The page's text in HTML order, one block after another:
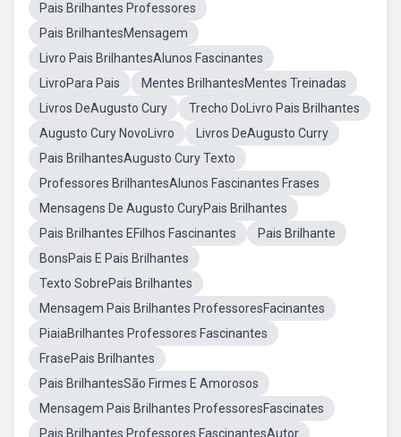
Pais Brilhantes Professores
Pais BrilhantesMensagem
Livro Pais BrilhantesAlunos Fascinantes
LivroPara Pais
Mentes BrilhantesMentes Treinadas
Livros DeAugusto Cury
Trecho DoLivro Pais Brilhantes
Augusto Cury NovoLivro
Livros DeAugusto Curry
Pais BrilhantesAugusto Cury Texto
Professores BrilhantesAlunos Fascinantes Frases
Mensagens De Augusto CuryPais Brilhantes
Pais Brilhantes EFilhos Fascinantes
Pais Brilhante
BonsPais E Pais Brilhantes
Texto SobrePais Brilhantes
Mensagem Pais Brilhantes ProfessoresFacinantes
PiaiaBrilhantes Professores Fascinantes
FrasePais Brilhantes
Pais BrilhantesSão Firmes E Amorosos
Mensagem Pais Brilhantes ProfessoresFascinates
Pais Brilhantes Professores FascinantesAutor